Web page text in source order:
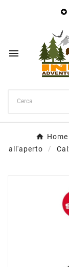


Home
all'aperto
Nome lista dei